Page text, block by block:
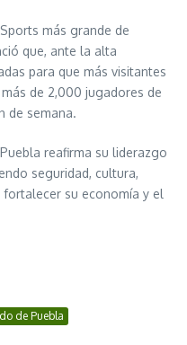
más grande de
que, ante la alta
para que más visitantes
de 2,000 jugadores de
de semana.
reafirma su liderazgo
seguridad, cultura,
su economía y el
de Puebla